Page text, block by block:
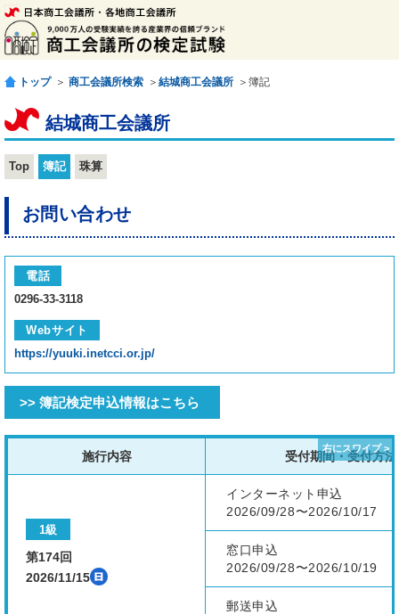
トップ ＞ 商工会議所検索 ＞ 結城商工会議所 ＞簿記
結城商工会議所
Top 簿記 珠算
お問い合わせ
電話
0296-33-3118
Webサイト
https://yuuki.inetcci.or.jp/
>> 簿記検定申込情報はこちら
施行内容 受付期間・受付方法
1級
第174回
2026/11/15
インターネット申込
2026/09/28〜2026/10/17
窓口申込
2026/09/28〜2026/10/19
郵送申込